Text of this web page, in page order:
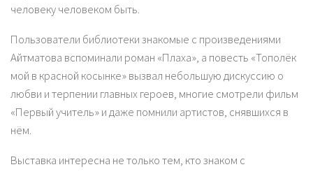
человеку человеком быть.
Пользователи библиотеки знакомые с произведениями
Айтматова вспоминали роман «Плаха», а повесть «Тополёк
мой в красной косынке» вызвал небольшую дискуссию о
любви и терпении главных героев, многие смотрели фильм
«Первый учитель» и даже помнили артистов, снявшихся в
нём.
Выставка интересна не только тем, кто знаком с